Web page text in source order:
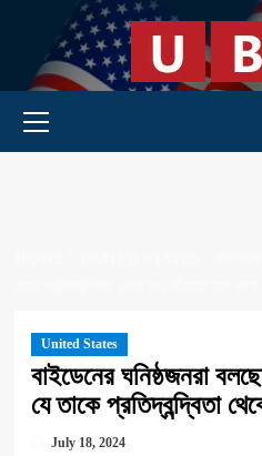
content
Primary Menu
United States
বাইডেনের ঘনিষ্ঠজনরা
যে তাকে প্রতিদ্বন্দ্বিতা
July 18, 2024